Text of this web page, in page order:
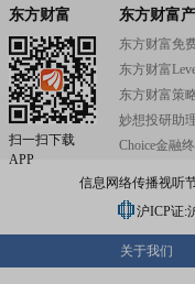
东方财富
扫一扫下载
APP
东方财富
东方财富免
东方财富
东方财富策
妙想投研助
Choice金融
信息网络传播视听
沪ICP证:
关于我们